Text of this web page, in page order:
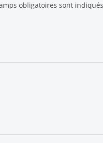
obligatoires sont